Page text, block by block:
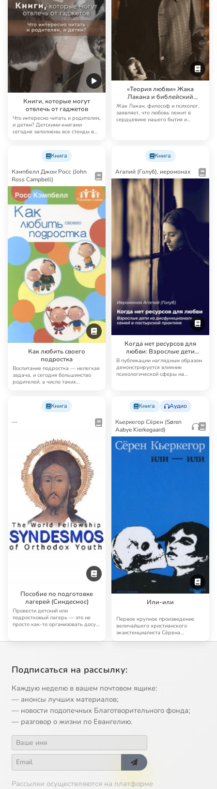
Книги, которые могут
отвлечь от гаджетов
Что интересно читать и родителям,
и детям? Детскими книгами
сегодня заполнены все стенды в
«Теория любви» Жака
Лакана и библейский
символизм
Жак Лакан, философ и психолог,
заявляет, что любовь лежит в
сердцевине нашего бытия и
Книга
Кэмпбелл Джон Росс (John
Ross Campbell)
Как любить своего
подростка
Воспитание подростка — нелегкая
задача, и сегодня большинство
родителей, а число таких
Книга
Агапий (Голуб), иеромонах
Когда нет ресурсов для
любви: Взрослые дети
дисфункциональных семей
в пастырской практике
В публикации наглядным образом
демонстрируется влияние
психологической сферы на
Книга
—
Пособие по подготовке
лагерей (Синдесмос)
Провести детский или
подростковый лагерь — это не
просто как-то организовать досуг
Книга Аудио
Кьеркегор Сёрен (Søren
Aabye Kierkegaard)
Или-или
Первое крупное произведение
величайшего христианского
экзистенциалиста Сёрена
Подписаться на рассылку:
Каждую неделю в вашем почтовом ящике:
— анонсы лучших материалов;
— новости подопечных Благотворительного фонда;
— разговор о жизни по Евангелию.
Рассылки осуществляются на платформе